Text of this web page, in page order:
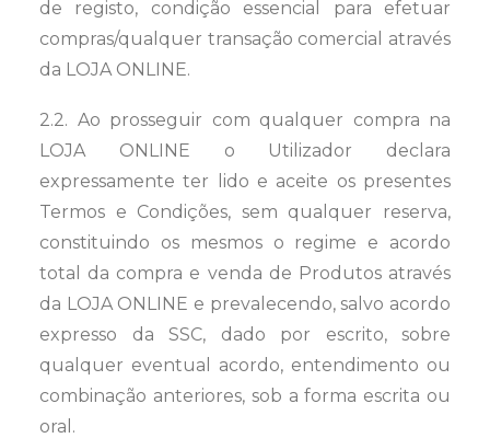
de registo, condição essencial para efetuar
compras/qualquer transação comercial através
da LOJA ONLINE.
2.2. Ao prosseguir com qualquer compra na
LOJA ONLINE o Utilizador declara
expressamente ter lido e aceite os presentes
Termos e Condições, sem qualquer reserva,
constituindo os mesmos o regime e acordo
total da compra e venda de Produtos através
da LOJA ONLINE e prevalecendo, salvo acordo
expresso da SSC, dado por escrito, sobre
qualquer eventual acordo, entendimento ou
combinação anteriores, sob a forma escrita ou
oral.